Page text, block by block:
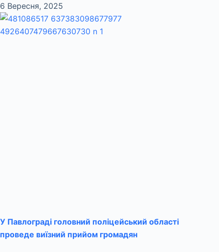
6 Вересня, 2025
У Павлограді головний поліцейський області
проведе виїзний прийом громадян